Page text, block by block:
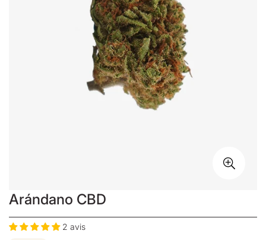
Arándano CBD
2 avis